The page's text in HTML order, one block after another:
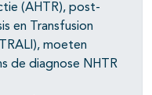
(AHTR), post-
en Transfusion
moeten
de diagnose NHTR